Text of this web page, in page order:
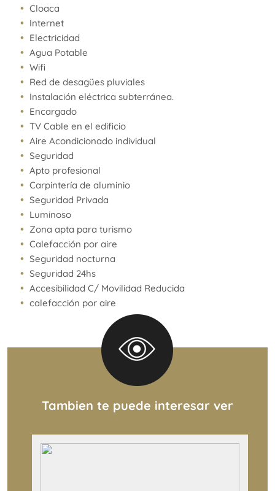
Cloaca
Internet
Electricidad
Agua Potable
Wifi
Red de desagües pluviales
Instalación eléctrica subterránea.
Encargado
TV Cable en el edificio
Aire Acondicionado individual
Seguridad
Apto profesional
Carpintería de aluminio
Seguridad Privada
Luminoso
Zona apta para turismo
Calefacción por aire
Seguridad nocturna
Seguridad 24hs
Accesibilidad C/ Movilidad Reducida
calefacción por aire
Tambien te puede interesar ver